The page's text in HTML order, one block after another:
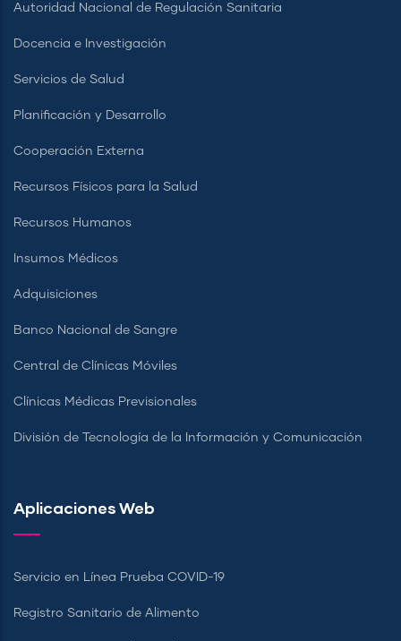
Autoridad Nacional de Regulación Sanitaria
Docencia e Investigación
Servicios de Salud
Planificación y Desarrollo
Cooperación Externa
Recursos Físicos para la Salud
Recursos Humanos
Insumos Médicos
Adquisiciones
Banco Nacional de Sangre
Central de Clínicas Móviles
Clínicas Médicas Previsionales
División de Tecnología de la Información y Comunicación
Aplicaciones Web
Servicio en Línea Prueba COVID-19
Registro Sanitario de Alimento